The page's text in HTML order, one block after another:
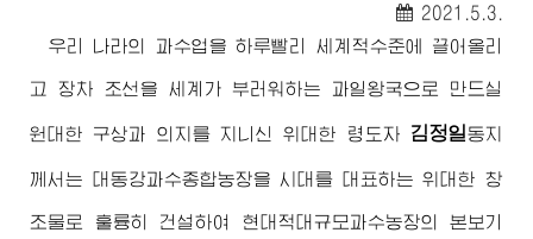
2021.5.3.
우리 나라의 과수업을 하루빨리 세계적수준에 끌어올리
고 장차 조선을 세계가 부러워하는 과일왕국으로 만드실
원대한 구상과 의지를 지니신위대한 령도자 김정일동지
께서는 대동강과수종합농장을 시대를 대표하는위대한 창
조물로 훌륭히 건설하여 현대적대규모과수농장의 본보기